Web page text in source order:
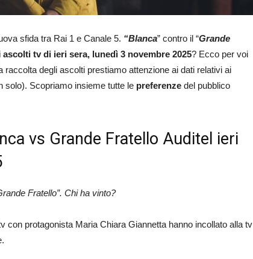
sfida tra Rai 1 e Canale 5. “Blanca” contro il “Grande
ascolti tv di ieri sera, lunedì 3 novembre 2025? Ecco per voi
raccolta degli ascolti prestiamo attenzione ai dati relativi ai
solo). Scopriamo insieme tutte le preferenze del pubblico
vs Grande Fratello Auditel ieri
Fratello”. Chi ha vinto?
con protagonista Maria Chiara Giannetta hanno incollato alla tv